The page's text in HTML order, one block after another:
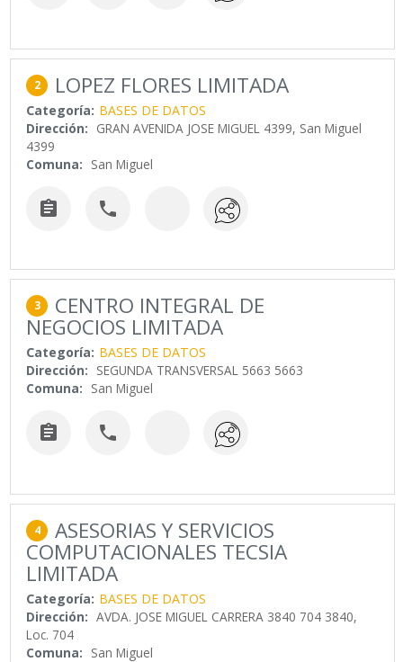
2 LOPEZ FLORES LIMITADA
Categoría: BASES DE DATOS
Dirección: GRAN AVENIDA JOSE MIGUEL 4399, San Miguel
4399
Comuna: San Miguel
 
3 CENTRO INTEGRAL DE
NEGOCIOS LIMITADA
Categoría: BASES DE DATOS
Dirección: SEGUNDA TRANSVERSAL 5663 5663
Comuna: San Miguel
 
4 ASESORIAS Y SERVICIOS
COMPUTACIONALES TECSIA
LIMITADA
Categoría: BASES DE DATOS
Dirección: AVDA. JOSE MIGUEL CARRERA 3840 704 3840,
Loc. 704
Comuna: San Miguel